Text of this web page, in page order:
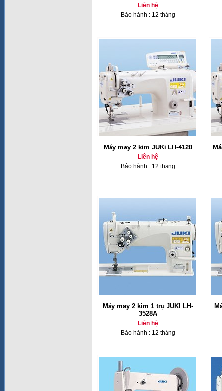
Liên hệ
Bảo hành : 12 tháng
Máy may 2 kim JUKi LH-4128
Liên hệ
Bảo hành : 12 tháng
Máy may 2 kim 1 trụ JUKI LH-
3528A
Liên hệ
Bảo hành : 12 tháng